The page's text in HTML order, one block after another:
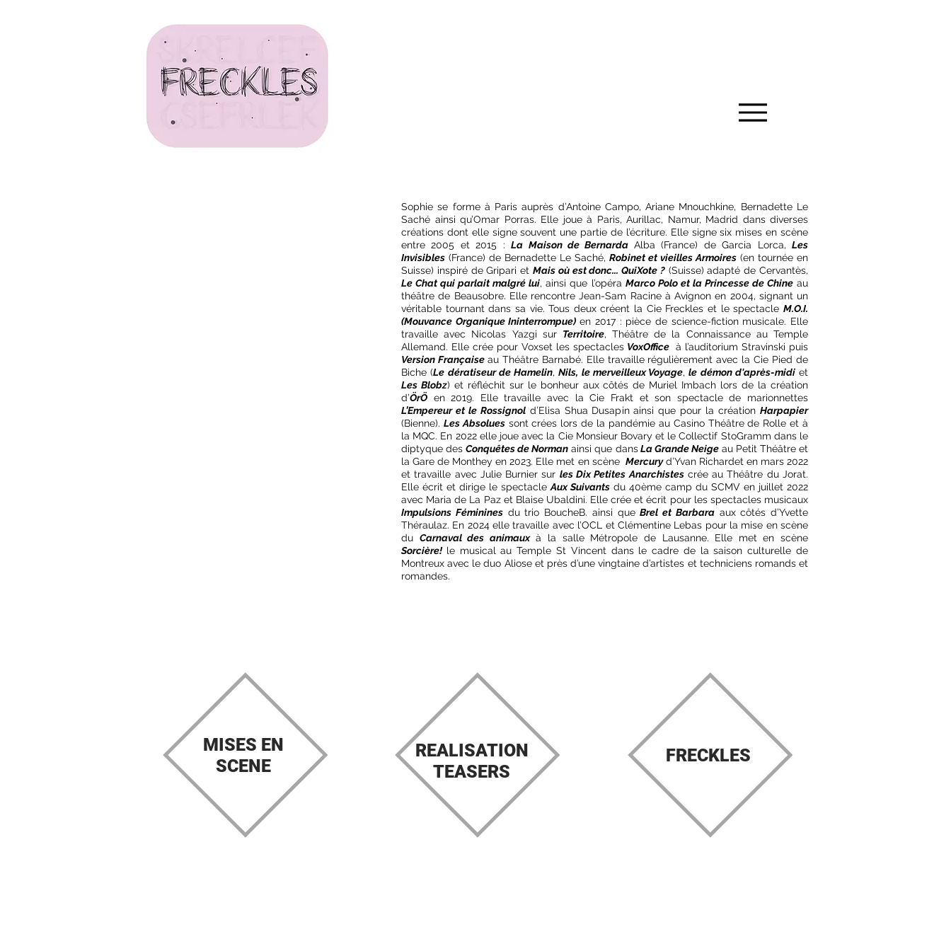
Sophie se forme à Paris auprès d’Antoine Campo, Ariane Mnouchkine, Bernadette Le
Saché ainsi qu’Omar Porras. Elle joue à Paris, Aurillac, Namur, Madrid dans diverses
créations dont elle signe souvent une partie de l’écriture. Elle signe six mises en scène
entre 2005 et 2015 :La Maison de Bernarda Alba (France) de Garcia Lorca,Les
Invisibles (France) de Bernadette Le Saché, Robinet et vieilles Armoires (en tournée en
Suisse) inspiré de Gripari et Mais où est donc... QuiXote ?(Suisse) adapté de Cervantès,
Le Chat qui parlait malgré lui, ainsi que l’opéra Marco Polo et la Princesse de Chineau
théâtre de Beausobre. Elle rencontre Jean-Sam Racine à Avignon en 2004, signant un
véritable tournant dans sa vie. Tous deux créent la Cie Freckles et le spectacle M.O.I.
(Mouvance Organique Ininterrompue)en 2017 : pièce de science-fiction musicale. Elle
travaille avec Nicolas Yazgi sur Territoire, Théâtre de la Connaissance au Temple
Allemand. Elle crée pour Voxset les spectacles VoxOffice à l’auditorium Stravinski puis
Version Française au Théâtre Barnabé. Elle travaille régulièrement avec la Cie Pied de
Biche (Le dératiseur de Hamelin,Nils, le merveilleux Voyage,le démon d'après-midiet
Les Blobz) et réfléchit sur le bonheur aux côtés de Muriel Imbach lors de la création
d’ÖrÖ en 2019. Elle travaille avec la Cie Frakt et son spectacle de marionnettes
L’Empereur et le Rossignold’Elisa Shua Dusapin ainsi que pour la création Harpapier
(Bienne). Les Absoluessont crées lors de la pandémie au Casino Théâtre de Rolle et à
la MQC. En 2022 elle joue avec la Cie Monsieur Bovary et le Collectif StoGramm dans le
diptyque desConquêtes de Norman ainsi que dansLa Grande Neigeau Petit Théâtre et
la Gare de Monthey en 2023. Elle met en scène Mercuryd’Yvan Richardet en mars 2022
et travaille avec Julie Burnier sur les Dix Petites Anarchistescrée au Théâtre du Jorat.
Elle écrit et dirige le spectacleAux Suivants du 40ème camp du SCMV en juillet 2022
avec Maria de La Paz et Blaise Ubaldini. Elle crée et écrit pour les spectacles musicaux
Impulsions Fémininesdu trio BoucheB. ainsi queBrel et Barbaraaux côtés d’Yvette
Théraulaz. En 2024 elle travaille avec l’OCL et Clémentine Lebas pour la mise en scène
du Carnaval des animauxà la salle Métropole de Lausanne. Elle met en scène
Sorcière! le musical au Temple St Vincent dans le cadre de la saison culturelle de
Montreux avec le duo Aliose et près d’une vingtaine d’artistes et techniciens romands et
romandes.
MISES EN
SCENE
REALISATION
TEASERS
FRECKLES